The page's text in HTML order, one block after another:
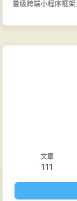
量级跨端小程序框
发者可以将 Dimina
逻辑以独立模块方
行开发，并一键打
/diːminə/，是 didi
的小程序跨端开发
离线化: 资源本地存
Android WebView
Harmony: Quick...
文章
111